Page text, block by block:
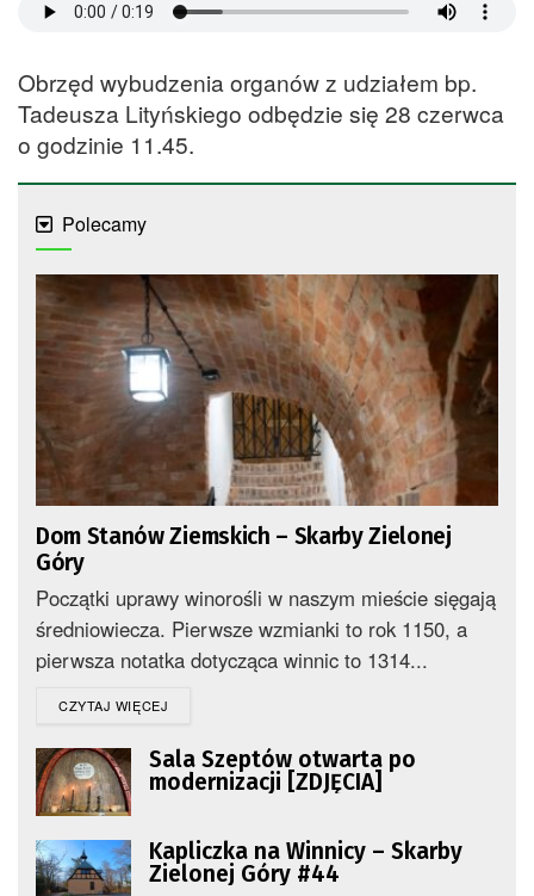
Obrzęd wybudzenia organów z udziałem bp.
Tadeusza Lityńskiego odbędzie się 28 czerwca
o godzinie 11.45.
Polecamy
Dom Stanów Ziemskich – Skarby Zielonej
Góry
Początki uprawy winorośli w naszym mieście sięgają
średniowiecza. Pierwsze wzmianki to rok 1150, a
pierwsza notatka dotycząca winnic to 1314...
CZYTAJ WIĘCEJ
Sala Szeptów otwarta po
modernizacji [ZDJĘCIA]
Kapliczka na Winnicy – Skarby
Zielonej Góry #44